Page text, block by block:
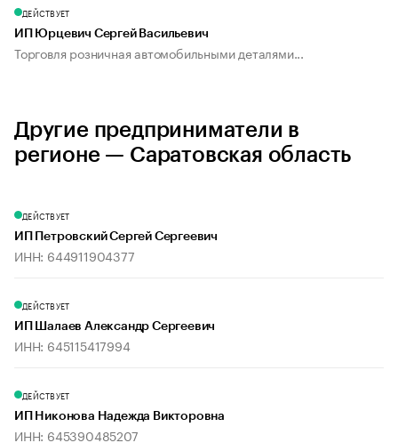
ДЕЙСТВУЕТ
ИП Юрцевич Сергей Васильевич
Торговля розничная автомобильными деталями...
Другие предприниматели в
регионе — Саратовская область
ДЕЙСТВУЕТ
ИП Петровский Сергей Сергеевич
ИНН: 644911904377
ДЕЙСТВУЕТ
ИП Шалаев Александр Сергеевич
ИНН: 645115417994
ДЕЙСТВУЕТ
ИП Никонова Надежда Викторовна
ИНН: 645390485207